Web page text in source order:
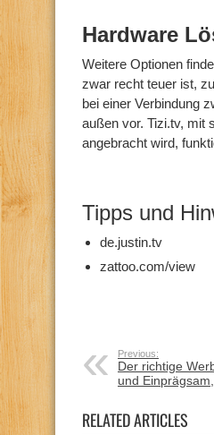
Hardware
Weitere Optionen
zwar recht teuer ist,
bei einer Verbindung
außen vor. Tizi.tv, mit
angebracht wird,
Tipps und
de.justin.tv
zattoo.com/view
Previous:
Der richtige
und
RELATED ARTICLES